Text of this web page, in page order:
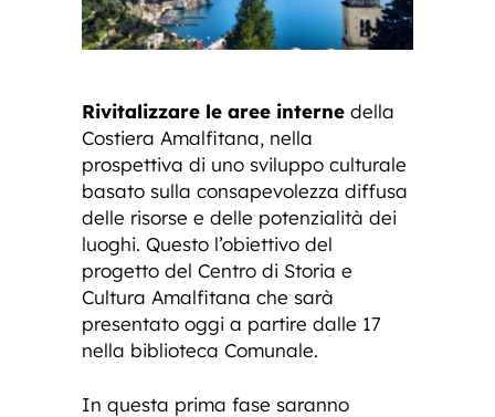
Rivitalizzare le aree interne della
Costiera Amalfitana, nella
prospettiva di uno sviluppo culturale
basato sulla consapevolezza diffusa
delle risorse e delle potenzialità dei
luoghi. Questo l’obiettivo del
progetto del Centro di Storia e
Cultura Amalfitana che sarà
presentato oggi a partire dalle 17
nella biblioteca Comunale.
In questa prima fase saranno